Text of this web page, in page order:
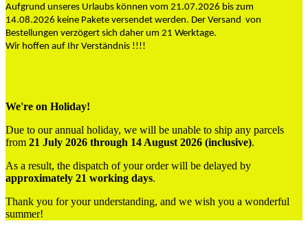
Aufgrund unseres Urlaubs können vom 21.07.2026 bis zum
14.08.2026 keine Pakete versendet werden. Der Versand von
Bestellungen verzögert sich daher um 21 Werktage.
Wir hoffen auf Ihr Verständnis !!!!
We're on Holiday!
Due to our annual holiday, we will be unable to ship any parcels
from 21 July 2026 through 14 August 2026 (inclusive).
As a result, the dispatch of your order will be delayed by
approximately 21 working days.
Thank you for your understanding, and we wish you a wonderful
summer!